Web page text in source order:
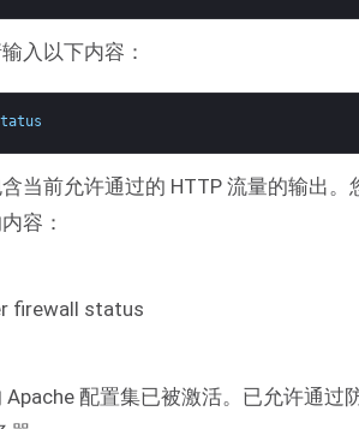
入以下内容：
当前允许通过的 HTTP 流量的输出。
容：
配置集已被激活。已允许通过